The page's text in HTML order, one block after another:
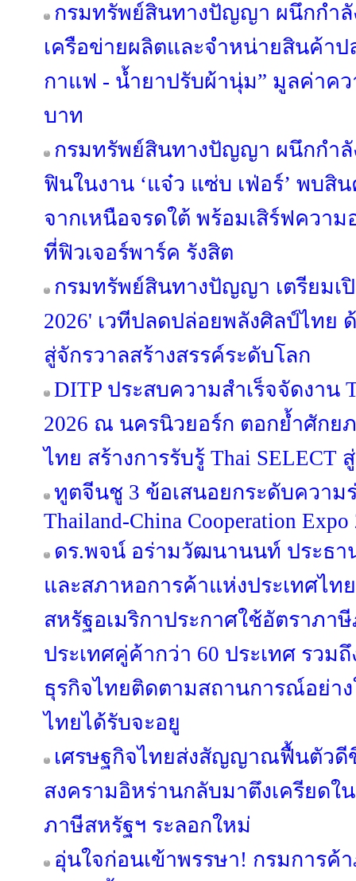
กรมทรัพย์สินทางปัญญา ผนึกกำ
เครือข่ายผลิตและจำหน่ายสินค้าป
กาแฟ - น้ำยาปรับผ้านุ่ม” มูลค่าคว
บาท
กรมทรัพย์สินทางปัญญา ผนึกกำลั
ฟินในงาน ‘แจ๋ว แซ่บ เฟ่อร์’ พบสิ
จากเหนือจรดใต้ พร้อมเสิร์ฟควา
ที่ฟิวเจอร์พาร์ค รังสิต
กรมทรัพย์สินทางปัญญา เตรียมเปิ
2026' เวทีปลดปล่อยพลังศิลป์ไท
สู่จักรวาลสร้างสรรค์ระดับโลก
DITP ประสบความสำเร็จจัดงาน
2026 ณ นครนิวยอร์ก ตอกย้ำศักยภ
ไทย สร้างการรับรู้ Thai SELECT
ทูตจีนชู 3 ข้อเสนอยกระดับความ
Thailand-China Cooperation Expo
ดร.พจน์ อร่ามวัฒนานนท์ ประธา
และสภาหอการค้าแห่งประเทศไท
สหรัฐอเมริกาประกาศใช้อัตราภา
ประเทศคู่ค้ากว่า 60 ประเทศ รวม
ธุรกิจไทยติดตามสถานการณ์อย่า
ไทยได้รับจะอยู
เศรษฐกิจไทยส่งสัญญาณฟื้นตัวดี
สงครามอิหร่านกลับมาตึงเครียดใ
ภาษีสหรัฐฯ ระลอกใหม่
อุ่นใจก่อนเข้าพรรษา! กรมการค้